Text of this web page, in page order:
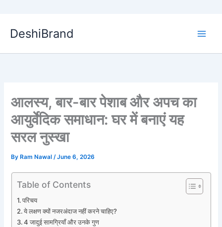
DeshiBrand
आलस्य, बार-बार पेशाब और अपच का
आयुर्वेदिक समाधान: घर में बनाएं यह
सरल नुस्खा
By Ram Nawal/June 6, 2026
Table of Contents
परिचय
ये लक्षण क्यों नजरअंदाज नहीं करने चाहिए?
4 जादुई सामग्रियाँ और उनके गुण